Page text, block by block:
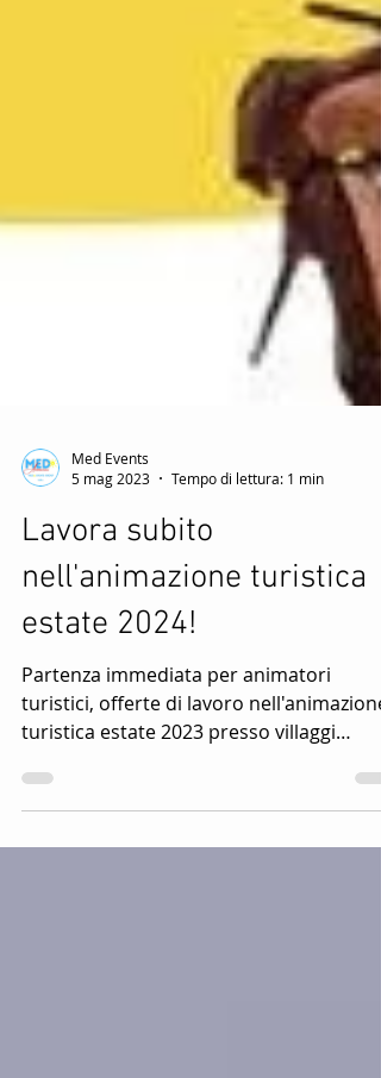
5 mag 2023
Tempo di lettura: 1 min
Lavora subito
nell'animazione turistica
estate 2024!
Partenza immediata per animatori
turistici, offerte di lavoro nell'animazione
turistica estate 2023 presso villaggi
turistici e hotel....